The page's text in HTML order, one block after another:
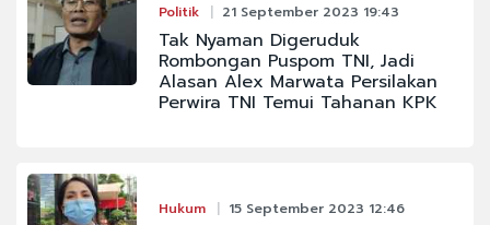
Politik 21 September 2023 19:43
Tak Nyaman Digeruduk
Rombongan Puspom TNI, Jadi
Alasan Alex Marwata Persilakan
Perwira TNI Temui Tahanan KPK
Hukum 15 September 2023 12:46